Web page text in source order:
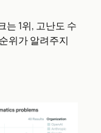
는 1위, 고난도 수
위가 알려주지